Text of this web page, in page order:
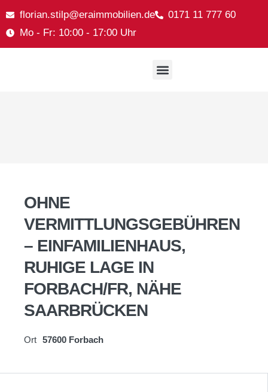
florian.stilp@eraimmobilien.de
0171 11 777 60
Mo - Fr: 10:00 - 17:00 Uhr
OHNE
VERMITTLUNGSGEBÜHREN
– EINFAMILIENHAUS,
RUHIGE LAGE IN
FORBACH/FR, NÄHE
SAARBRÜCKEN
Ort 57600 Forbach